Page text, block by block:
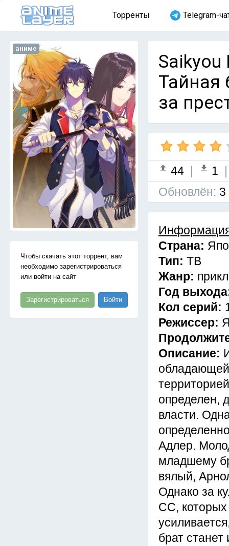
Торренты Telegram-
аниме
Чтобы скачать этот торрент, вам
необходимо зарегистрироваться
или войти на сайт
Зарегистрироваться Войти
Saikyou
Тайная
за
44 | 1
Обновлён: 3
Страна:
Тип: ТВ
Жанр:
Год
Кол серий:
Режиссер:
Описание:
определен,
власти.
Адлер.
младшему
вялый,
Однако за
СС, которых
брат